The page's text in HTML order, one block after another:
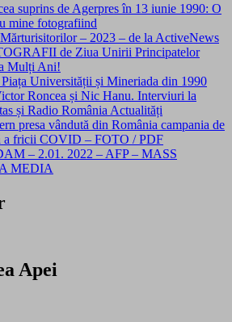
suprins de Agerpres în 13 iunie 1990: O
mine fotografiind
– 2023 – de la ActiveNews
de Ziua Unirii Principatelor
Mulți Ani!
Universității și Mineriada din 1990
Roncea și Nic Hanu. Interviuri la
și Radio România Actualități
presa vândută din România campania de
a fricii COVID – FOTO / PDF
– 2.01. 2022 – AFP – MASS
MEDIA
Apei